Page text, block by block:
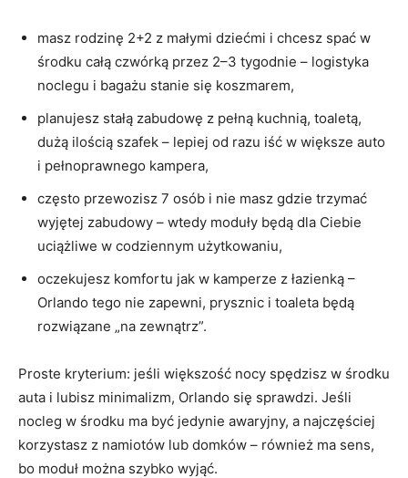
masz rodzinę 2+2 z małymi dziećmi i chcesz spać w
środku całą czwórką przez 2–3 tygodnie – logistyka
noclegu i bagażu stanie się koszmarem,
planujesz stałą zabudowę z pełną kuchnią, toaletą,
dużą ilością szafek – lepiej od razu iść w większe auto
i pełnoprawnego kampera,
często przewozisz 7 osób i nie masz gdzie trzymać
wyjętej zabudowy – wtedy moduły będą dla Ciebie
uciążliwe w codziennym użytkowaniu,
oczekujesz komfortu jak w kamperze z łazienką –
Orlando tego nie zapewni, prysznic i toaleta będą
rozwiązane „na zewnątrz”.
Proste kryterium: jeśli większość nocy spędzisz w środku
auta i lubisz minimalizm, Orlando się sprawdzi. Jeśli
nocleg w środku ma być jedynie awaryjny, a najczęściej
korzystasz z namiotów lub domków – również ma sens,
bo moduł można szybko wyjąć.